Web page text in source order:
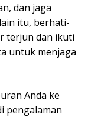
dan jaga
itu, berhati-
terjun dan ikuti
untuk menjaga
Anda ke
pengalaman